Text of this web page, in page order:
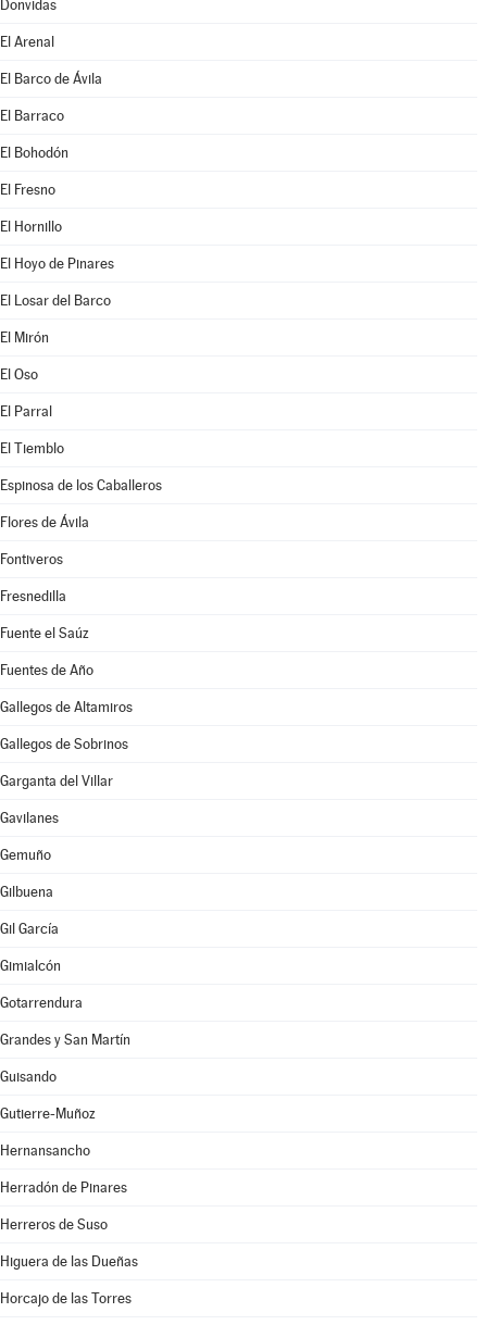
Donvidas
El Arenal
El Barco de Ávila
El Barraco
El Bohodón
El Fresno
El Hornillo
El Hoyo de Pinares
El Losar del Barco
El Mirón
El Oso
El Parral
El Tiemblo
Espinosa de los Caballeros
Flores de Ávila
Fontiveros
Fresnedilla
Fuente el Saúz
Fuentes de Año
Gallegos de Altamiros
Gallegos de Sobrinos
Garganta del Villar
Gavilanes
Gemuño
Gilbuena
Gil García
Gimialcón
Gotarrendura
Grandes y San Martín
Guisando
Gutierre-Muñoz
Hernansancho
Herradón de Pinares
Herreros de Suso
Higuera de las Dueñas
Horcajo de las Torres